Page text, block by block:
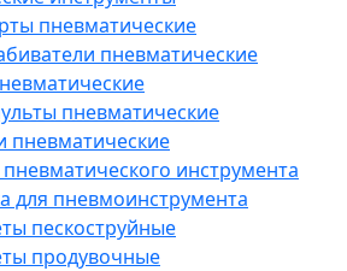
пневматические
пневматические
пневматические
пневматические
инструмента
для пневмоинструмента
пескоструйные
продувочные